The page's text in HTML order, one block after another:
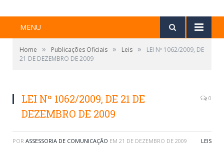
MENU
Home » Publicações Oficiais » Leis »
LEI Nº 1062/2009, DE
21 DE DEZEMBRO DE 2009
LEI Nº 1062/2009, DE 21 DE
DEZEMBRO DE 2009
0
POR ASSESSORIA DE COMUNICAÇÃO EM 21 DE DEZEMBRO DE 2009 LEIS